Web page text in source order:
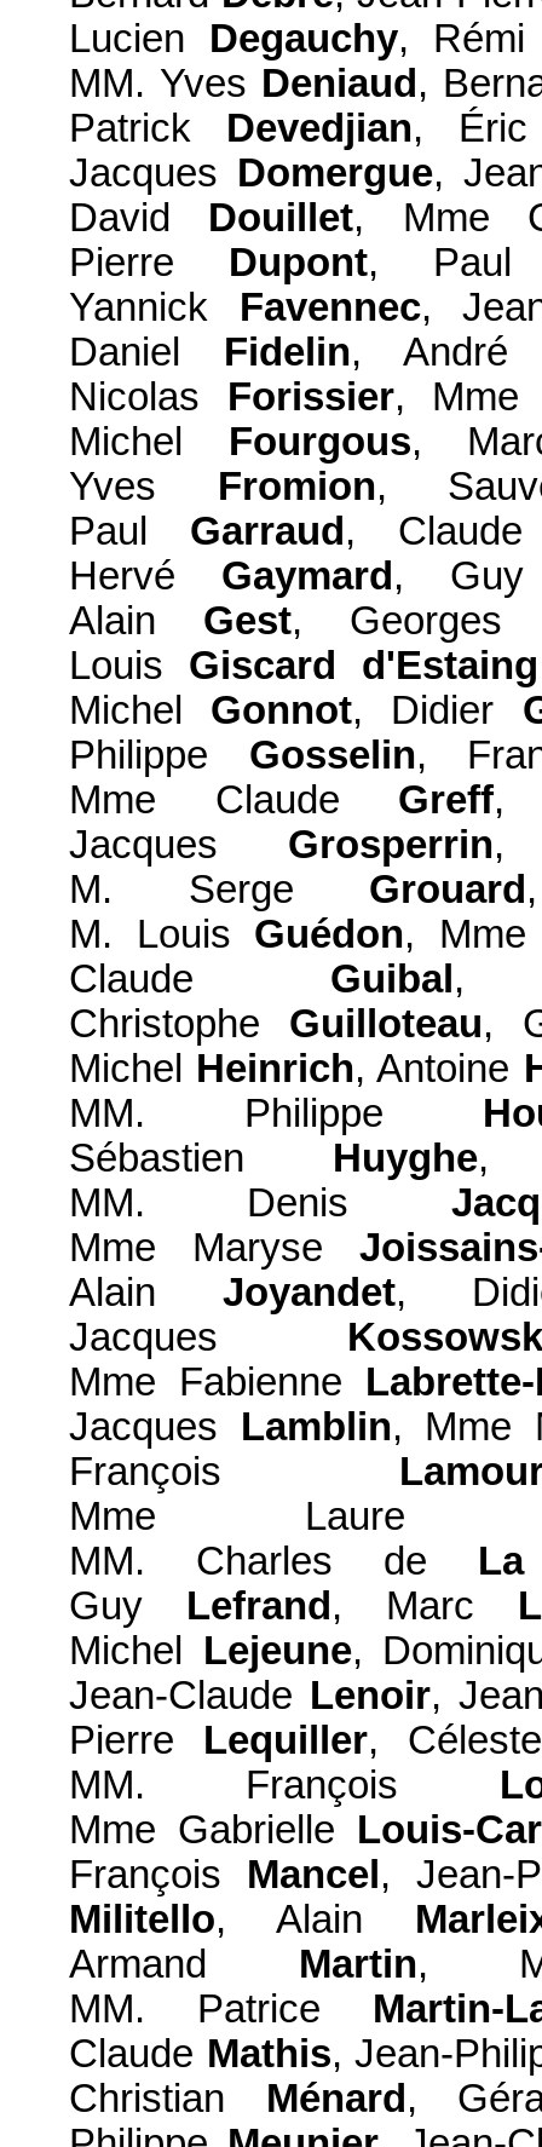
Lucien Degauchy,
MM. Yves Deniaud ,
Patrick Devedjian,
Jacques Domergue,
David Douillet, Mme
Pierre Dupont,
Yannick Favennec,
Daniel Fidelin,
Nicolas Forissier, Mme
Michel Fourgous,
Yves Fromion,
Paul Garraud ,
Hervé Gaymard ,
Alain Gest,
Louis Giscard d'Estaing
Michel Gonnot, Didier
Philippe Gosselin,
Mme Claude Greff,
Jacques Grosperrin,
M. Serge Grouard
M. Louis Guédon,
Claude Guibal ,
Christophe Guilloteau,
Michel Heinrich, Antoine
MM. Philippe
Sébastien Huyghe,
MM. Denis
Mme Maryse
Alain Joyandet,
Jacques
Mme Fabienne
Jacques Lamblin, Mme
François
Mme
MM. Charles de
Guy Lefrand , Marc
Michel Lejeune,
Jean-Claude Lenoir,
Pierre Lequiller,
MM. François
Mme Gabrielle Louis-
François Mancel , Jean-
Militello, Alain
Armand Martin,
MM. Patrice Martin-
Claude Mathis, Jean-
Christian Ménard ,